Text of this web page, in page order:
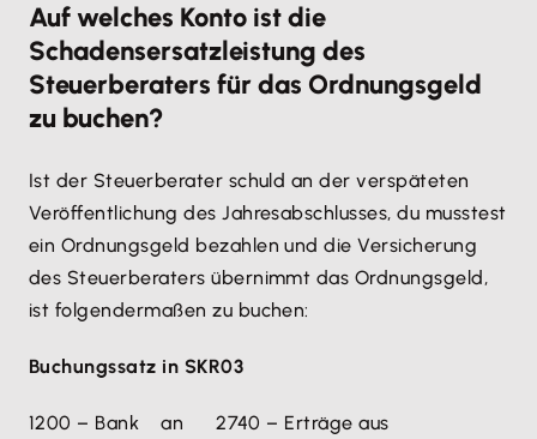
Auf welches Konto ist die
Schadensersatzleistung des
Steuerberaters für das Ordnungsgeld
zu buchen?
Ist der Steuerberater schuld an der verspäteten
Veröffentlichung des Jahresabschlusses, du musstest
ein Ordnungsgeld bezahlen und die Versicherung
des Steuerberaters übernimmt das Ordnungsgeld,
ist folgendermaßen zu buchen:
Buchungssatz in SKR03
1200 – Bank an 2740 – Erträge aus